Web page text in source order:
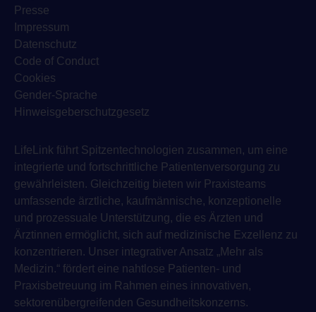
Presse
Impressum
Datenschutz
Code of Conduct
Cookies
Gender-Sprache
Hinweisgeberschutzgesetz
LifeLink führt Spitzentechnologien zusammen, um eine
integrierte und fortschrittliche Patientenversorgung zu
gewährleisten. Gleichzeitig bieten wir Praxisteams
umfassende ärztliche, kaufmännische, konzeptionelle
und prozessuale Unterstützung, die es Ärzten und
Ärztinnen ermöglicht, sich auf medizinische Exzellenz zu
konzentrieren. Unser integrativer Ansatz „Mehr als
Medizin.“ fördert eine nahtlose Patienten- und
Praxisbetreuung im Rahmen eines innovativen,
sektorenübergreifenden Gesundheitskonzerns.